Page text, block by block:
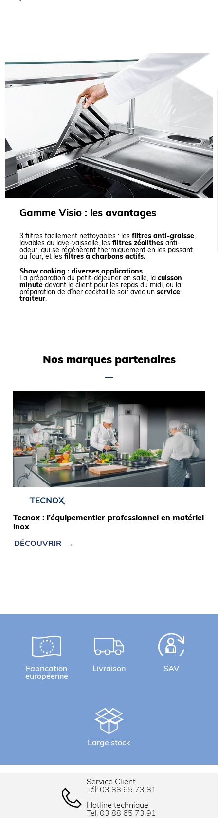
Gamme Visio : les avantages
3 filtres facilement nettoyables : les filtres anti-graisse,
lavables au lave-vaisselle, les filtres zéolithes anti-
odeur, qui se régénèrent thermiquement en les passant
au four, et les filtres à charbons actifs.
Show cooking : diverses applications
La préparation du petit-déjeuner en salle, la cuisson
minute devant le client pour les repas du midi, ou la
préparation de dîner cocktail le soir avec un service
traiteur.
Nos marques partenaires
Tecnox : l’équipementier professionnel en matériel
inox
DÉCOUVRIR
Fabrication
européenne
Livraison SAV
Large stock
Service Client
Tél: 03 88 65 73 81
Hotline technique
Tél: 03 88 65 73 91